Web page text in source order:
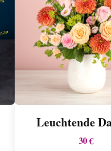
Leuchtende
30 €